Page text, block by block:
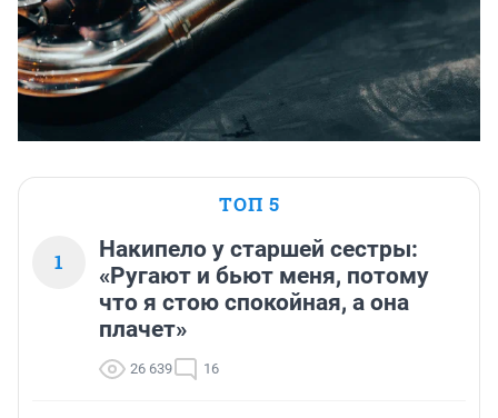
ТОП 5
1
Накипело у старшей сестры:
«Ругают и бьют меня, потому
что я стою спокойная, а она
плачет»
26 639 16